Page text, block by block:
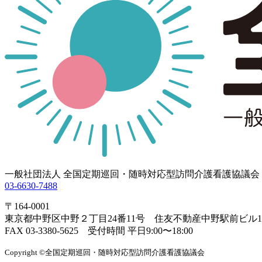
一般社団法人 全国定期巡回・随時対応型訪問介護看護協議会
03-6630-7488
〒164-0001
東京都中野区中野２丁目24番11号 住友不動産中野駅前ビル
FAX 03-3380-5625 受付時間 平日9:00〜18:00
Copyright ©全国定期巡回・随時対応型訪問介護看護協議会